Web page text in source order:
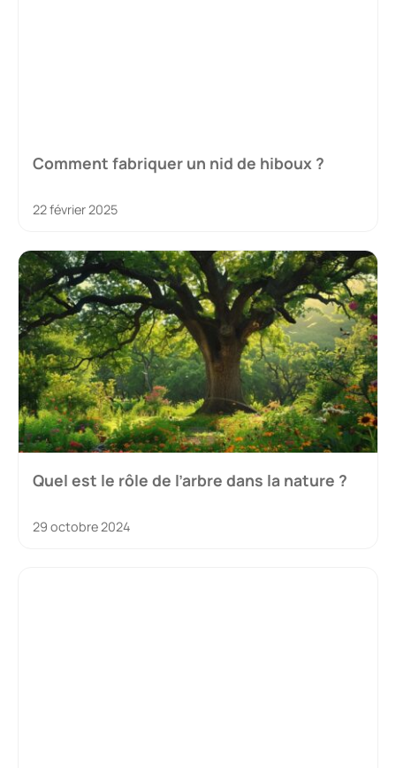
Comment fabriquer un nid de hiboux ?
22 février 2025
Quel est le rôle de l’arbre dans la nature ?
29 octobre 2024